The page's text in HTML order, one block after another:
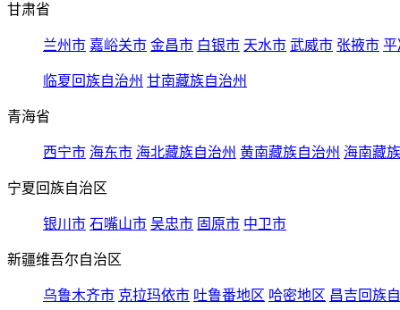
甘肃省
兰州市 嘉峪关市 金昌市 白银市 天水市 武威市 张掖市 平
临夏回族自治州 甘南藏族自治州
青海省
西宁市 海东市 海北藏族自治州 黄南藏族自治州 海南藏
宁夏回族自治区
银川市 石嘴山市 吴忠市 固原市 中卫市
新疆维吾尔自治区
乌鲁木齐市 克拉玛依市 吐鲁番地区 哈密地区 昌吉回族